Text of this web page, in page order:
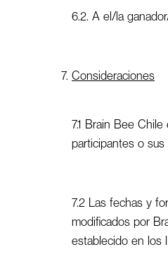
6.2. A el/la
Consideraciones
7.1 Brain Bee
participantes o
7.2 Las fechas y
modificados por
establecido en los